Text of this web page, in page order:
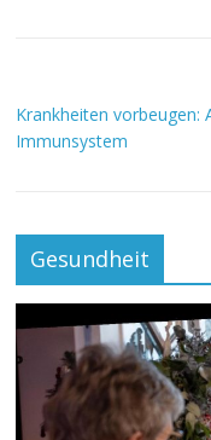
Krankheiten
Immunsystem
Gesundheit